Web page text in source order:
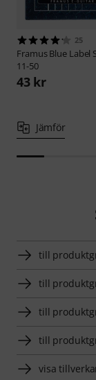
25
FramusBlue Label
11-50
43 kr
Jämför
till
till
till
till
visa